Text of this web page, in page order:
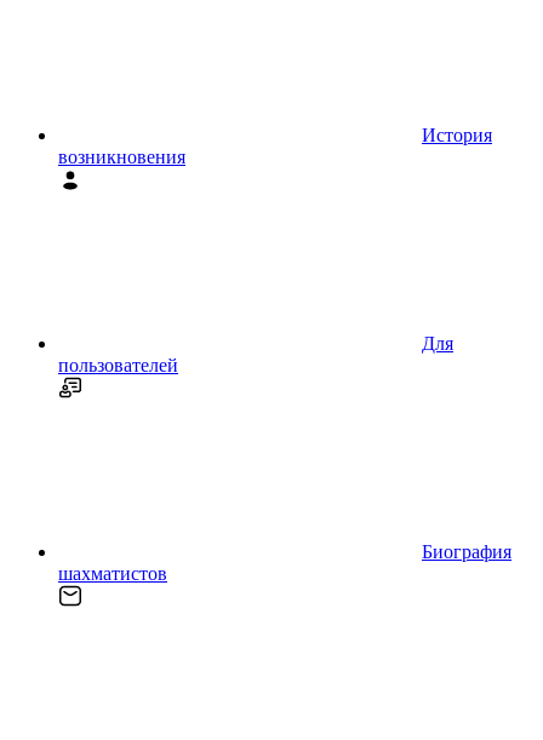
История
возникновения
Для
пользователей
Биография
шахматистов